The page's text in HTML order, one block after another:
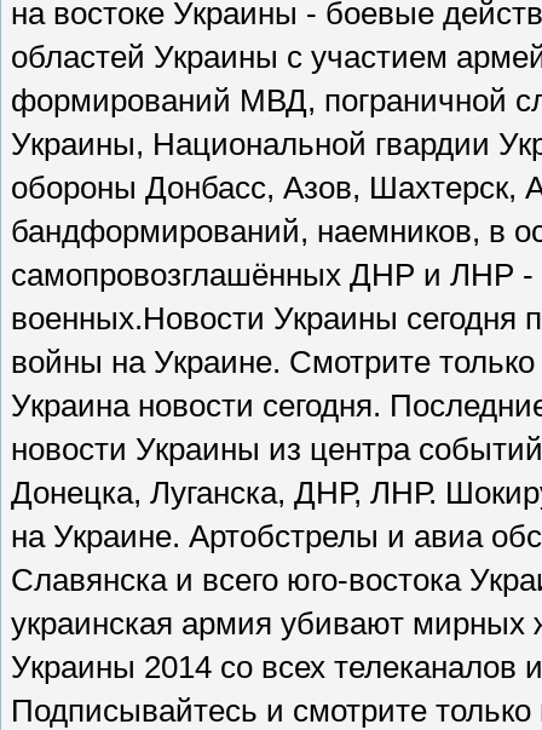
на востоке Украины - боевые
областей Украины с участием
формирований МВД, пограничной
Украины, Национальной гвардии
обороны Донбасс, Азов, Шахтерск,
бандформирований, наемников, в
самопровозглашённых ДНР и ЛНР -
военных.Новости Украины сегодня
войны на Украине. Смотрите
Украина новости сегодня.
новости Украины из центра
Донецка, Луганска, ДНР, ЛНР.
на Украине. Артобстрелы и авиа
Славянска и всего юго-востока
украинская армия убивают мирных
Украины 2014 со всех телеканалов
Подписывайтесь и смотрите